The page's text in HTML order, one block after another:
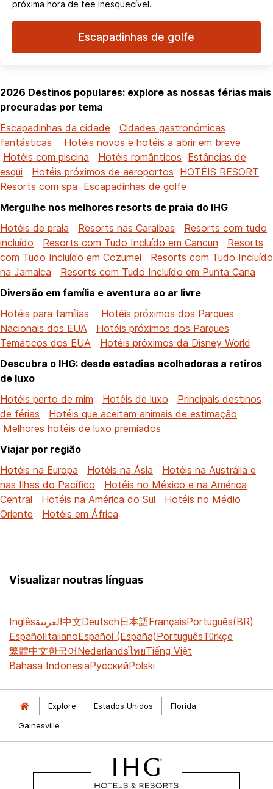
próxima hora de tee inesquecível.
Escapadinhas de golfe
2026 Destinos populares: explore as nossas férias mais
procuradas por tema
Escapadinhas da cidade
Cidades gastronómicas
fantásticas
Hotéis novos e hotéis a abrir em breve
Hotéis com piscina
Hotéis românticos Estâncias de
esqui
Hotéis próximos de aeroportos HOTÉIS RESORT
Resorts com spa Escapadinhas de golfe
Mergulhe nos melhores resorts de praia do IHG
Hotéis de praia
Resorts nas Caraíbas
Resorts com tudo
incluído
Resorts com Tudo Incluído em Cancun
Resorts
com Tudo Incluído em Cozumel
Resorts com Tudo Incluído
na Jamaica
Resorts com Tudo Incluído em Punta Cana
Diversão em família e aventura ao ar livre
Hotéis para famílias
Hotéis próximos dos Parques
Nacionais dos EUA
Hotéis próximos dos Parques
Temáticos dos EUA
Hotéis próximos da Disney World
Descubra o IHG: desde estadias acolhedoras a retiros
de luxo
Hotéis perto de mim
Hotéis de luxo
Principais destinos
de férias
Hotéis que aceitam animais de estimação
Melhores hotéis de luxo premiados
Viajar por região
Hotéis na Europa
Hotéis na Ásia
Hotéis na Austrália e
nas Ilhas do Pacífico
Hotéis no México e na América
Central
Hotéis na América do Sul
Hotéis no Médio
Oriente
Hotéis em África
Visualizar noutras línguas
Inglêsالعربية中文Deutsch日本語FrançaisPortuguês(BR)
EspañolItalianoEspañol (España)PortuguêsTürkçe
繁體中文한국어NederlandsไทยTiếng Việt
Bahasa IndonesiaРусскийPolski
Explore Estados Unidos
Florida
Gainesville